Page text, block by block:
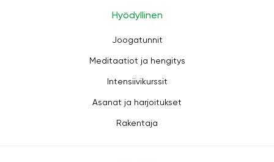
Hyödyllinen
Joogatunnit
Meditaatiot ja hengitys
Intensiivikurssit
Asanat ja harjoitukset
Rakentaja